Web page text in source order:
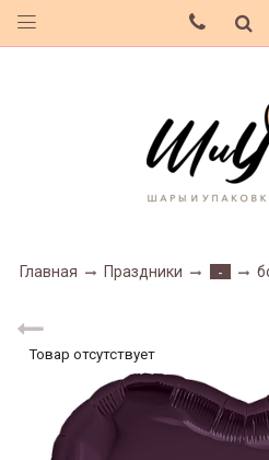
Главная Праздники -
Товар отсутствует